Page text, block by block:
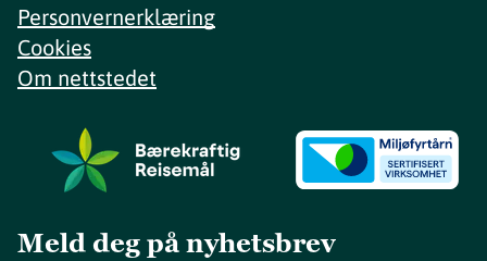
Personvernerklæring
Cookies
Om nettstedet
Meld deg på nyhetsbrev